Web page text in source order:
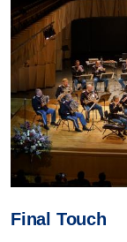
Final Touch